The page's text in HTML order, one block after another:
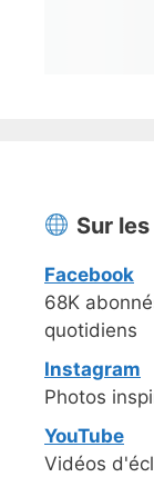
Sur
Facebook
68K
quotidiens
Instagram
Photos
YouTube
Vidéos